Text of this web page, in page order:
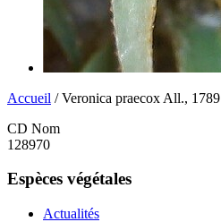
Accueil / Veronica praecox All., 1789
CD Nom
128970
Espèces végétales
Actualités